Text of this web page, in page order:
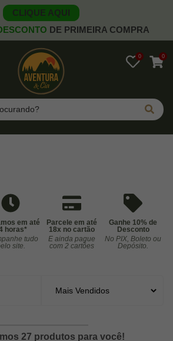
CLIQUE AQUI
DE PRIMEIRA COMPRA
0 0
em até
horas*
tudo
site.
Parcele em até
18x no cartão
E ainda pague
com 2 cartões
Ganhe 10% de
Desconto
No PIX, Boleto ou
Depósito.
27 produtos para você!